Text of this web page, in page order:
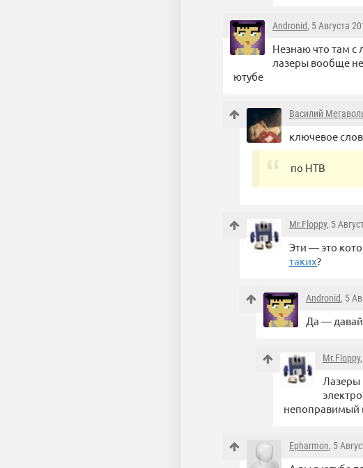
Andronid, 5 Августа
Незнаю что там с
лазеры вообще не
ютубе
Василий
ключевое
по НТВ
Mr.Floppy, 5
Эти — это
таких?
Andronid, 5
Да —
Mr.Floppy
Лазеры
непоправимый
Epharmon, 5